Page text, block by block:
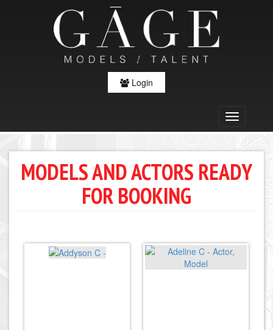
Login
MODELS AND ACTORS READY
FOR BOOKING